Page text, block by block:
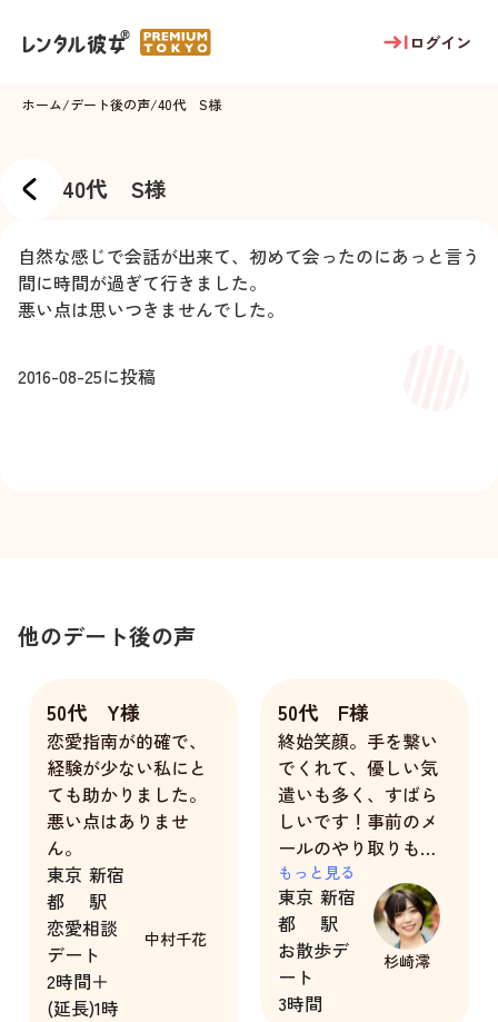
ログイン
ホーム/デート後の声/40代 S様
40代 S様
自然な感じで会話が出来て、初めて会ったのにあっと言う
間に時間が過ぎて行きました。
悪い点は思いつきませんでした。
2016-08-25に投稿
他のデート後の声
50代 Y様
恋愛指南が的確で、
経験が少ない私にと
ても助かりました。
悪い点はありませ
ん。
東京
都
新宿
駅
恋愛相談
デート
2時間＋
(延長)1時
中村千花
50代 F様
終始笑顔。手を繋い
でくれて、優しい気
遣いも多く、すばら
しいです！事前のメ
ールのやり取りも密
でどんどんデート当
日へワクワク感が高
まりました。
もっと見る
東京
都
新宿
駅
お散歩デ
ート
3時間
杉崎澪